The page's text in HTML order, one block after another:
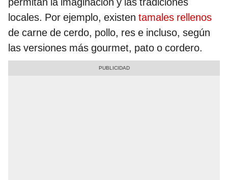
locales. Por ejemplo, existen tamales rellenos
de carne de cerdo, pollo, res e incluso, según
las versiones más gourmet, pato o cordero.